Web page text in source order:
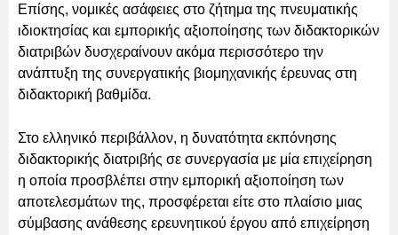
Επίσης, νομικές ασάφειες στο ζήτημα της πνευματικής
ιδιοκτησίας και εμπορικής αξιοποίησης των διδακτορικών
διατριβών δυσχεραίνουν ακόμα περισσότερο την
ανάπτυξη της συνεργατικής βιομηχανικής έρευνας στη
διδακτορική βαθμίδα.
Στο ελληνικό περιβάλλον, η δυνατότητα εκπόνησης
διδακτορικής διατριβής σε συνεργασία με μία επιχείρηση
η οποία προσβλέπει στην εμπορική αξιοποίηση των
αποτελεσμάτων της, προσφέρεται είτε στο πλαίσιο μιας
σύμβασης ανάθεσης ερευνητικού έργου από επιχείρηση